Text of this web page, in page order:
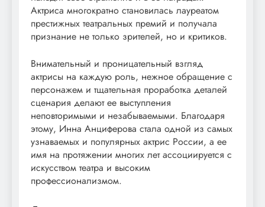
Актриса многократно становилась лауреатом
престижных театральных премий и получала
признание не только зрителей, но и критиков.
Внимательный и проницательный взгляд
актрисы на каждую роль, нежное обращение с
персонажем и тщательная проработка деталей
сценария делают ее выступления
неповторимыми и незабываемыми. Благодаря
этому, Инна Анциферова стала одной из самых
узнаваемых и популярных актрис России, а ее
имя на протяжении многих лет ассоциируется с
искусством театра и высоким
профессионализмом.